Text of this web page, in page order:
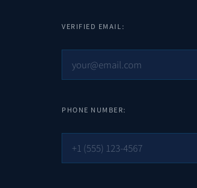
VERIFIED EMAIL:
PHONE NUMBER: